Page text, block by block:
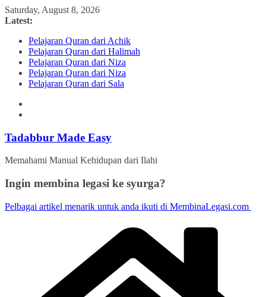
Skip
to
Saturday, August 8, 2026
Latest:
Pelajaran Quran dari Achik
Pelajaran Quran dari Halimah
Pelajaran Quran dari Niza
Pelajaran Quran dari Niza
Pelajaran Quran dari Sala
Tadabbur Made Easy
Memahami Manual Kehidupan dari Ilahi
Ingin membina legasi ke syurga?
Pelbagai artikel menarik untuk anda ikuti di MembinaLegasi.com